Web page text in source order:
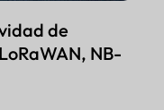
de
NB-